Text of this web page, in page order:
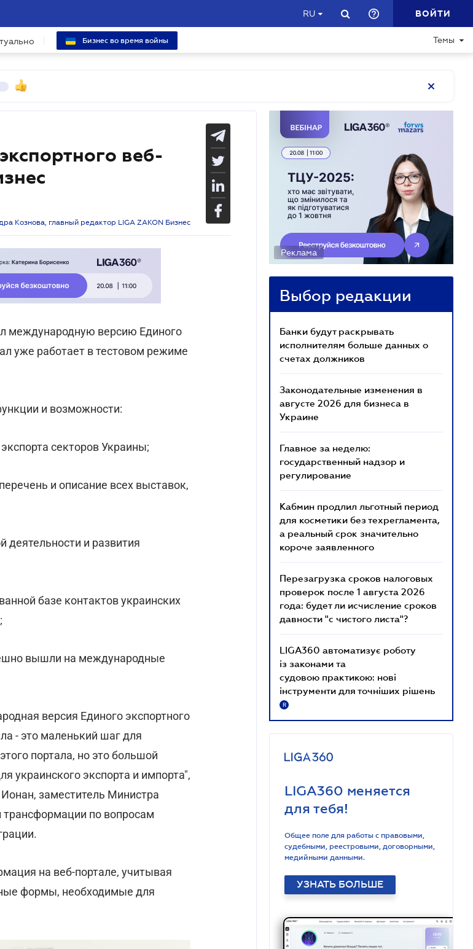
RU ВОЙТИ
Бизнес во время войны Темы
веб-
Кознова, главный редактор LIGA ZAKON Бизнес
международную версию Единого
уже работает в тестовом режиме
и возможности:
секторов Украины;
и описание всех выставок,
деятельности и развития
базе контактов украинских
вышли на международные
версия Единого экспортного
- это маленький шаг для
портала, но это большой
украинского экспорта и импорта",
заместитель Министра
трансформации по вопросам
на веб-портале, учитывая
формы, необходимые для
Реклама
Выбор редакции
Банки будут раскрывать
исполнителям больше данных о
счетах должников
Законодательные изменения в
августе 2026 для бизнеса в
Украине
Главное за неделю:
государственный надзор и
регулирование
Кабмин продлил льготный период
для косметики без техрегламента,
а реальный срок значительно
короче заявленного
Перезагрузка сроков налоговых
проверок после 1 августа 2026
года: будет ли исчисление сроков
давности "с чистого листа"?
LIGA360 автоматизує роботу
із законами та
судовою практикою: нові
інструменти для точніших рішень
R
LIGA360 меняется
для тебя!
Общее поле для работы с правовыми,
судебными, реестровыми, договорными,
медийными данными.
УЗНАТЬ БОЛЬШЕ